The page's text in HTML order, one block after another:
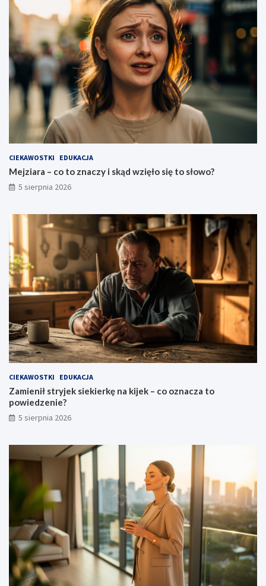
CIEKAWOSTKI EDUKACJA
Mejziara – co to znaczy i skąd wzięło się to słowo?
5 sierpnia 2026
CIEKAWOSTKI EDUKACJA
Zamienił stryjek siekierkę na kijek – co oznacza to
powiedzenie?
5 sierpnia 2026